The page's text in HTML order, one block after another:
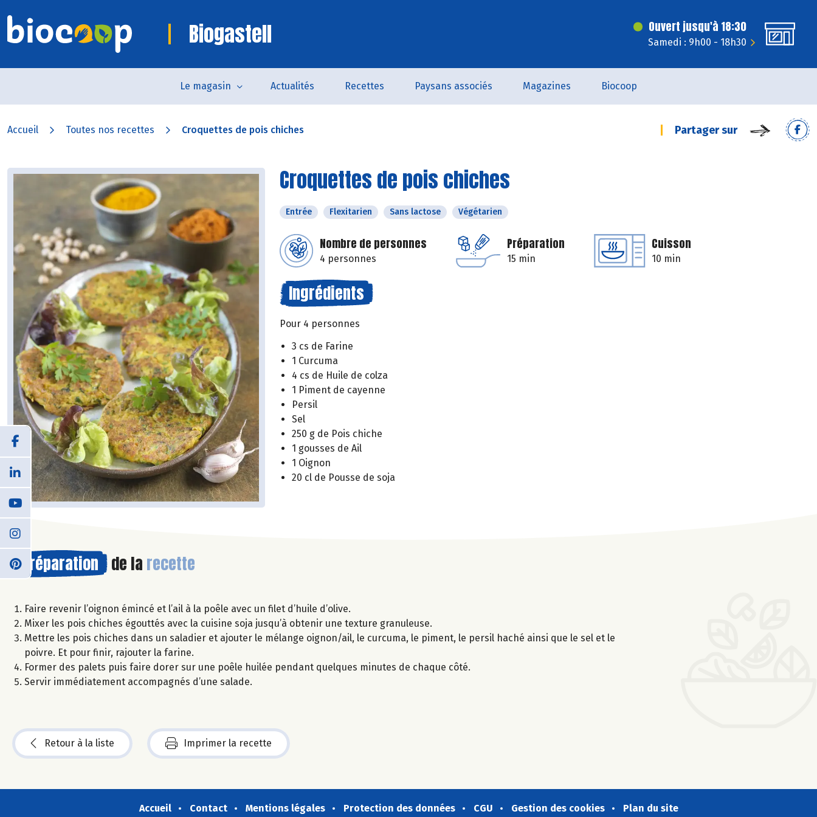
Biogastell Ouvert jusqu'à 18:30
Samedi : 9h00 - 18h30
Le magasin Actualités Recettes Paysans associés Magazines Biocoop
Accueil Toutes nos recettes Croquettes de pois chiches Partager sur
Croquettes de pois chiches
Entrée Flexitarien Sans lactose Végétarien
Nombre de personnes
4 personnes
Préparation
15 min
Cuisson
10 min
Ingrédients
Pour 4 personnes
3 cs de Farine
1 Curcuma
4 cs de Huile de colza
1 Piment de cayenne
Persil
Sel
250 g de Pois chiche
1 gousses de Ail
1 Oignon
20 cl de Pousse de soja
Préparation de la recette
Faire revenir l’oignon émincé et l’ail à la poêle avec un filet d’huile d’olive.
Mixer les pois chiches égouttés avec la cuisine soja jusqu’à obtenir une texture granuleuse.
Mettre les pois chiches dans un saladier et ajouter le mélange oignon/ail, le curcuma, le piment, le persil haché ainsi que le sel et le
poivre. Et pour finir, rajouter la farine.
Former des palets puis faire dorer sur une poêle huilée pendant quelques minutes de chaque côté.
Servir immédiatement accompagnés d’une salade.
Retour à la liste Imprimer la recette
Accueil Contact Mentions légales Protection des données CGU Gestion des cookies Plan du site